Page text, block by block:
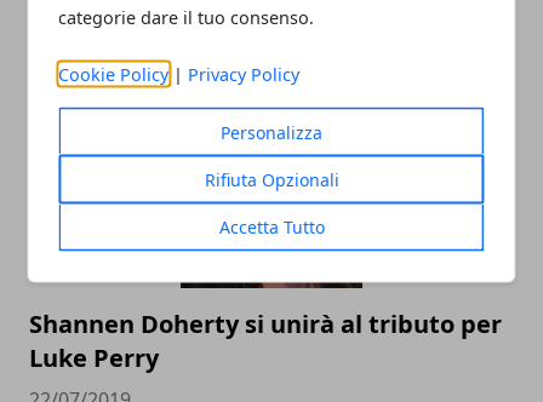
categorie dare il tuo consenso.
Cookie Policy | Privacy Policy
Personalizza
Rifiuta Opzionali
Accetta Tutto
in passerella
07/08/2019
Shannen Doherty si unirà al tributo per
Luke Perry